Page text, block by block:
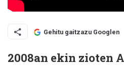
Gehitu gaitzazu Googlen
2008an ekin zioten